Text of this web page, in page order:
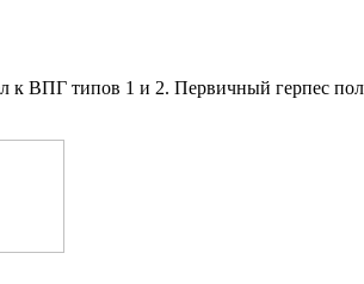
к ВПГ типов 1 и 2. Первичный герпес